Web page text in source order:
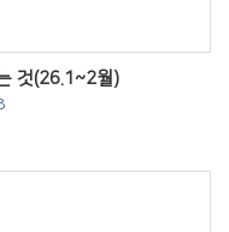
것(26.1~2월)